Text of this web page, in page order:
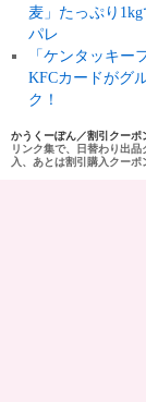
麦」たっぷり
パレ
「ケンタッキー
KFCカードがグ
ク！
かうくーぽん／割引クー
リンク集で、日替わり出
入、あとは割引購入クーポ